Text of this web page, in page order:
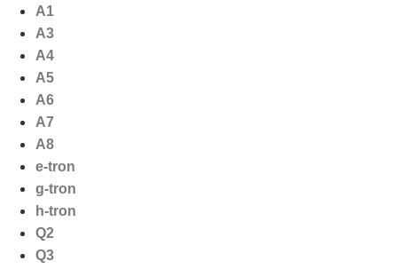
naar
inhoud
A1
A3
A4
A5
A6
A7
A8
e-tron
g-tron
h-tron
Q2
Q3